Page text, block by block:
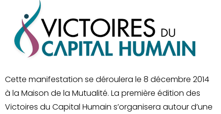
Cette manifestation se déroulera le 8 décembre 2014
à la Maison de la Mutualité. La première édition des
Victoires du Capital Humain s’organisera autour d’une